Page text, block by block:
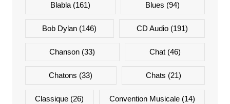
Blabla(161) Blues (94)
Bob Dylan (146) CD Audio(191)
Chanson (33) Chat(46)
Chatons (33) Chats (21)
Classique (26) Convention Musicale(14)